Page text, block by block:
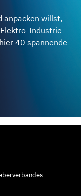
anpacken willst,
Industrie
40 spannende